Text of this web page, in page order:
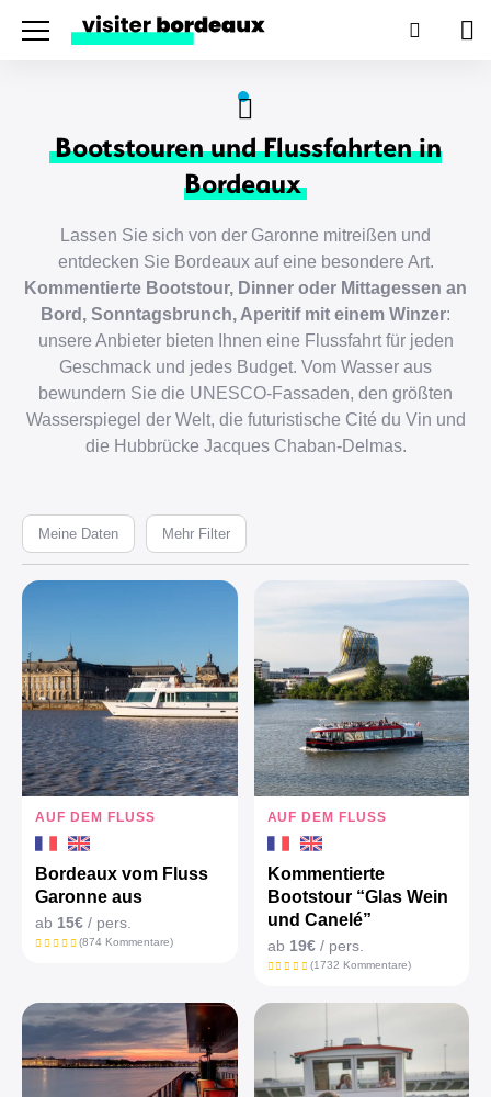
Suchen
Menu
Bootstouren und Flussfahrten in
Bordeaux
Lassen Sie sich von der Garonne mitreißen und
entdecken Sie Bordeaux auf eine besondere Art.
Kommentierte Bootstour, Dinner oder Mittagessen an
Bord, Sonntagsbrunch, Aperitif mit einem Winzer:
unsere Anbieter bieten Ihnen eine Flussfahrt für jeden
Geschmack und jedes Budget. Vom Wasser aus
bewundern Sie die UNESCO-Fassaden, den größten
Wasserspiegel der Welt, die futuristische Cité du Vin und
die Hubbrücke Jacques Chaban-Delmas.
Meine Daten Mehr Filter
AUF DEM FLUSS
Bordeaux vom Fluss
Garonne aus
ab 15€ / pers.
(874 Kommentare)
AUF DEM FLUSS
Kommentierte
Bootstour “Glas Wein
und Canelé”
ab 19€/ pers.
(1732 Kommentare)